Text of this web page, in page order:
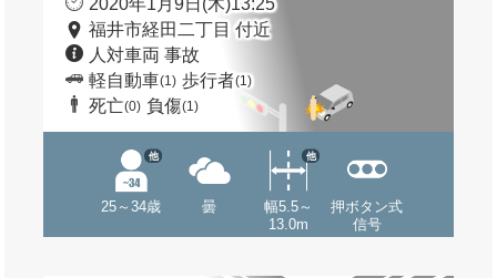
2020年1月9日(木)13:25
福井市経田二丁目 付近
人対車両 事故
軽自動車(1) 歩行者(1)
死亡(0) 負傷(1)
25～34歳
他
曇
幅5.5～
13.0m
他
押ボタン式
信号